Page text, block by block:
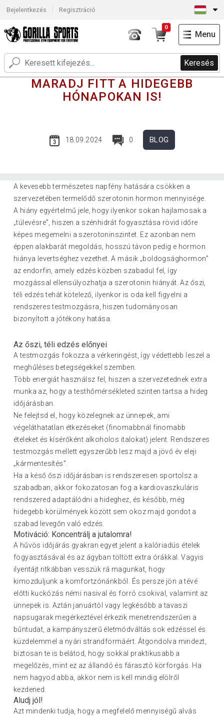
Bejelentkezés Regisztráció
Keresés
0
Menu
MARADJ FITT A HIDEGEBB
HÓNAPOKAN IS!
18.09.2024 0 BLOG
A kevesebb természetes napfény hatására csökken a
szervezetében termelődő szerotonin hormon mennyisége.
A hiány egyértelmű jele, hogy ilyenkor sokan hajlamosak a
„túlevésre", hiszen a szénhidrát fogyasztása rövid időre
képes megemelni a szerotoninszintet. Ez azonban nem
éppen alakbarát megoldás, hosszú távon pedig e hormon
hiánya levertséghez vezethet. A másik „boldogsághormon"
az endorfin, amely edzés közben szabadul fel, így
mozgással ellensúlyozhatja a szerotonin hiányát. Az őszi,
téli edzés tehát kötelező, ilyenkor is oda kell figyelni a
rendszeres testmozgásra, hiszen tudományosan
bizonyított a jótékony hatása.
Az őszi, téli edzés előnyei
A testmozgás fokozza a vérkeringést, így védettebb leszel a
meghűléses betegségekkel szemben.
Több energiát használsz fel, hiszen a szervezetednek extra
munka az, hogy a testhőmérsékleted szinten tartsa a hideg
időjárásban.
Ne felejtsd el, hogy közelegnek az ünnepek, ami
végeláthatatlan étkezéseket (finomabbnál finomabb
ételeket és kísérőként alkoholos italokat) jelent. Rendszeres
testmozgás mellett egyszerűbb lesz majd a jövő év eleji
„kármentesítés".
Ha a késő őszi időjárásban is rendszeresen sportolsz a
szabadban, akkor fokozatosan fog a kardiovaszkuláris
rendszered adaptálódni a hideghez, és később, még
hidegebb körülmények között sem okoz majd gondot a
szabad levegőn való edzés.
Motiváció: Koncentrálj a jutalomra!
A hűvös időjárás gyakran egyet jelent a kalóriadús ételek
fogyasztásával és az ágyban töltött extra órákkal. Vagyis
ilyentájt ritkábban vesszük rá magunkat, hogy
kimozduljunk a komfortzónánkból. És persze jön a tévé
előtti kuckózás némi nasival és forró csokival, valamint az
ünnepek is. Aztán januártól vagy legkésőbb a tavaszi
napsugarak megérkeztével érkezik menetrendszerűen a
bűntudat, a kampányszerű életmódváltás sok edzéssel és
küzdelemmel a nyári strandformáért. Átgondolva mindezt,
biztosan te is belátod, hogy sokkal praktikusabb a
megelőzés, mint ez az állandó és fárasztó körforgás. Ha
nem hagyod abba, akkor nem is kell mindig elölről
kezdened.
Aludj jól!
Azt mindenki tudja, hogy a megfelelő mennyiségű alvás